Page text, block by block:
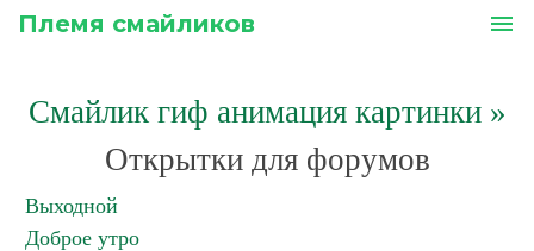
Племя смайликов menu
Смайлик гиф анимация картинки»
Открытки для форумов
Выходной
Доброе утро